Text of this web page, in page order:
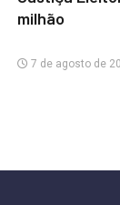
milhão
7 de agosto de